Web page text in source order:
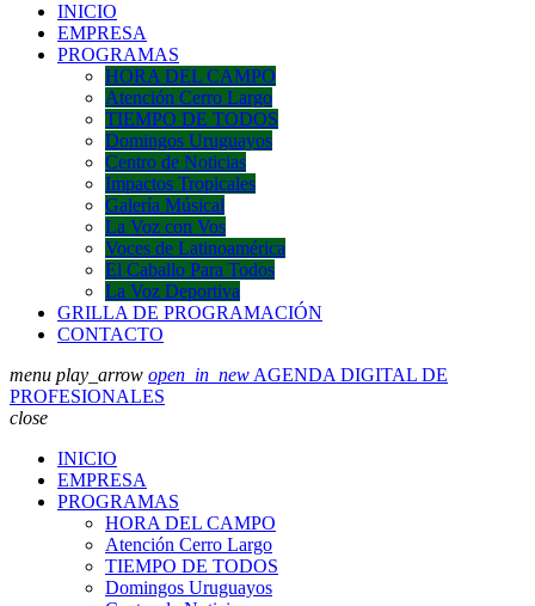
INICIO
EMPRESA
PROGRAMAS
HORA DEL CAMPO
Atención Cerro Largo
TIEMPO DE TODOS
Domingos Uruguayos
Centro de Noticias
Impactos Tropicales
Galería Músical
La Voz con Vos
Voces de Latinoamérica
El Caballo Para Todos
La Voz Deportiva
GRILLA DE PROGRAMACIÓN
CONTACTO
menu play_arrow open_in_new AGENDA DIGITAL DE
PROFESIONALES
close
INICIO
EMPRESA
PROGRAMAS
HORA DEL CAMPO
Atención Cerro Largo
TIEMPO DE TODOS
Domingos Uruguayos